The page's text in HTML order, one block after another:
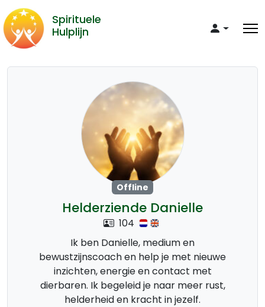
Spirituele
Hulplijn
Offline
Helderziende Danielle
104
Ik ben Danielle, medium en
bewustzijnscoach en help je met nieuwe
inzichten, energie en contact met
dierbaren. Ik begeleid je naar meer rust,
helderheid en kracht in jezelf.